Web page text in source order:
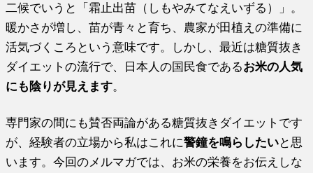
二候でいうと「霜止出苗（しもやみてなえいずる）」。
暖かさが増し、苗が青々と育ち、農家が田植えの準備に
活気づくころという意味です。しかし、最近は糖質抜き
ダイエットの流行で、日本人の国民食であるお米の人気
にも陰りが見えます。
専門家の間にも賛否両論がある糖質抜きダイエットです
が、経験者の立場から私はこれに警鐘を鳴らしたいと思
います。今回のメルマガでは、お米の栄養をお伝えしな